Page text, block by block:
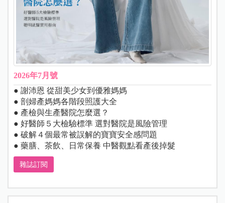
2026年7月號
● 謝沛恩 從甜美少女到優雅媽媽
● 剖婦產媽媽各階段照護大全
● 產檢與生產醫院怎麼選？
● 好醫師５大檢驗標準 選對醫院是風險管理
● 破解４個最常被誤解的寶寶安全感問題
● 藥膳、茶飲、日常保養 中醫觀點看產後掉髮
雜誌訂閱